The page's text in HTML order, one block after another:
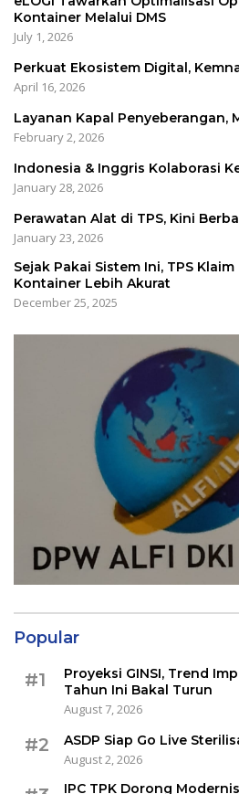
Kontainer Melalui DMS
July 1, 2026
Perkuat Ekosistem Digital,
April 16, 2026
Layanan Kapal Penyeberangan,
February 2, 2026
Indonesia & Inggris Kolaborasi
January 28, 2026
Perawatan Alat di TPS, Kini
January 23, 2026
Sejak Pakai Sistem Ini, TPS
Kontainer Lebih Akurat
December 25, 2025
Popular
#1
Proyeksi GINSI, Trend
Tahun Ini Bakal Turun
August 7, 2026
#2
ASDP Siap Go Live
August 2, 2026
IPC TPK Dorong